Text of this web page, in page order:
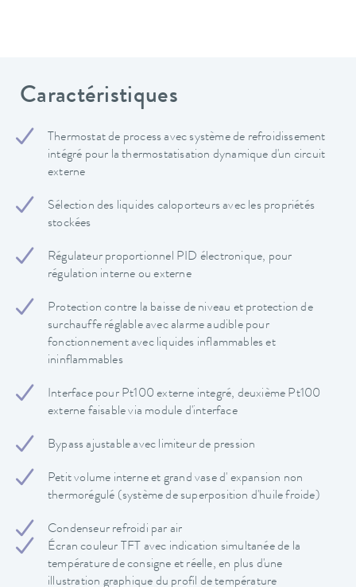
Caractéristiques
Thermostat de process avec système de refroidissement
intégré pour la thermostatisation dynamique d'un circuit
externe
Sélection des liquides caloporteurs avec les propriétés
stockées
Régulateur proportionnel PID électronique, pour
régulation interne ou externe
Protection contre la baisse de niveau et protection de
surchauffe réglable avec alarme audible pour
fonctionnement avec liquides inflammables et
ininflammables
Interface pour Pt100 externe integré, deuxième Pt100
externe faisable via module d'interface
Bypass ajustable avec limiteur de pression
Petit volume interne et grand vase d' expansion non
thermorégulé (système de superposition d'huile froide)
Condenseur refroidi par air
Écran couleur TFT avec indication simultanée de la
température de consigne et réelle, en plus d'une
illustration graphique du profil de température